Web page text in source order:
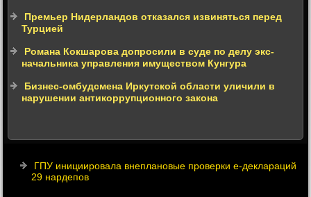
Премьер Нидерландов отказался извиняться перед
Турцией
Романа Кокшарова допросили в суде по делу экс-
начальника управления имуществом Кунгура
Бизнес-омбудсмена Иркутской области уличили в
нарушении антикоррупционного закона
ГПУ инициировала внеплановые проверки е-деклараций
29 нардепов